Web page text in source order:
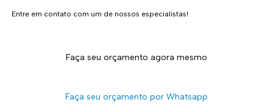
Entre em contato com um de nossos especialistas!
Faça seu orçamento agora mesmo
Faça seu orçamento por Whatsapp